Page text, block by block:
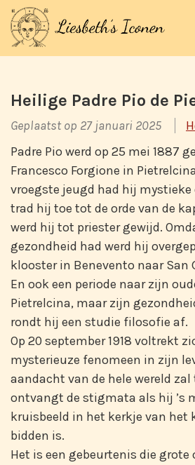
Heilige Padre Pio de
Geplaatst op 27 januari 2025
Padre Pio werd op 25 mei 1887
Francesco Forgione in
vroegste jeugd had hij mystieke
trad hij toe tot de orde van de
werd hij tot priester gewijd.
gezondheid had werd hij
klooster in Benevento naar San
En ook een periode naar zijn
Pietrelcina, maar zijn
rondt hij een studie filosofie af.
Op 20 september 1918 voltrekt
mysterieuze fenomeen in zijn
aandacht van de hele wereld
ontvangt de stigmata als hij ’s
kruisbeeld in het kerkje van het
bidden is.
Het is een gebeurtenis die grote